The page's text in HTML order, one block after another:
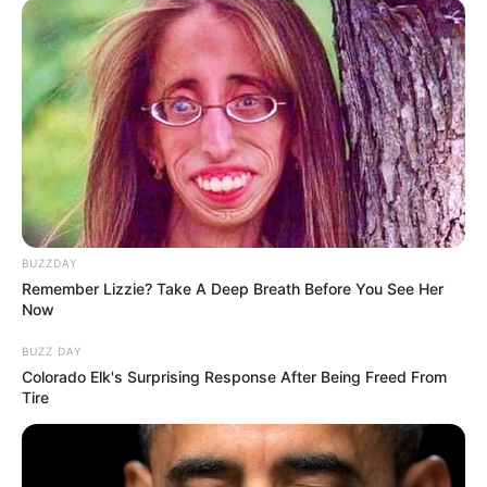
Namun kenyataan ku tak bisa
Maafkan aku terlanjur mencinta
Ternyata hati tak sanggup melupa
5. Raisa, Andi Rianto – Bahasa Kalbu
BUZZDAY
Remember Lizzie? Take A Deep Breath Before You See Her
Now
BUZZ DAY
Colorado Elk's Surprising Response After Being Freed From
Tire